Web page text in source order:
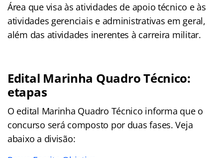
Área que visa às atividades de apoio técnico e às
atividades gerenciais e administrativas em geral,
além das atividades inerentes à carreira militar.
Edital Marinha Quadro Técnico:
etapas
O edital Marinha Quadro Técnico informa que o
concurso será composto por duas fases. Veja
abaixo a divisão: